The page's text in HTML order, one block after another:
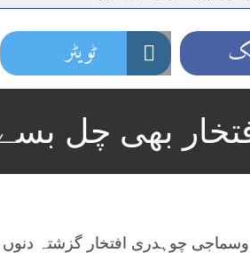
کا شہری کو پیش ہونے کا حکم
کلرسیداں
کے نظر انداز متاثرین
کے ساتھ سپردِ خاک
ٹویٹر
بھی چل
چوہدری افتخار گزشتہ